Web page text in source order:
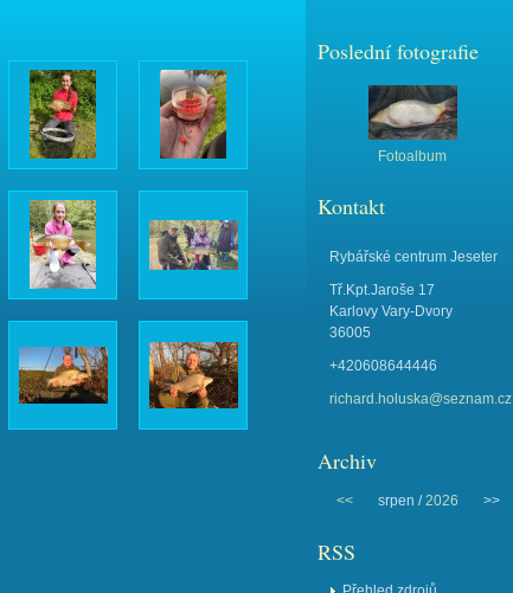
Poslední fotografie
Fotoalbum
Kontakt
Rybářské centrum Jeseter
Tř.Kpt.Jaroše 17
Karlovy Vary-Dvory
36005
+420608644446
richard.holuska@seznam.cz
Archiv
<< srpen /2026 >>
RSS